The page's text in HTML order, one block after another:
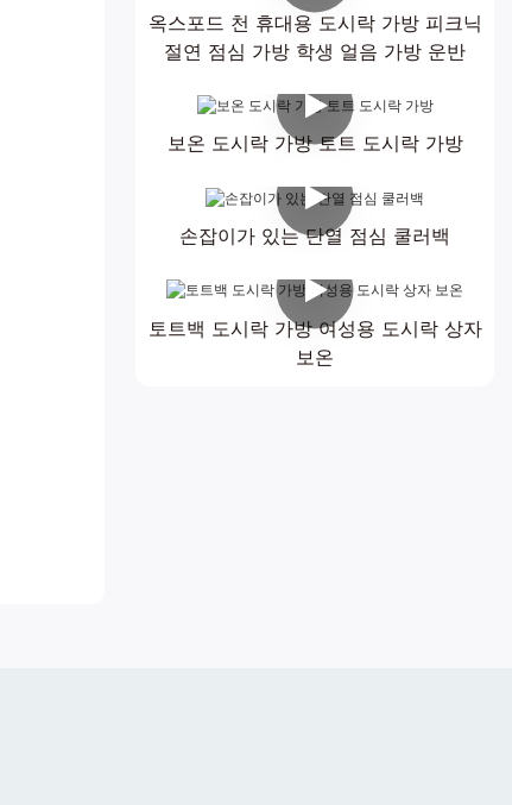
옥스포드 천 휴대용 도시락 가방 피크닉
절연 점심 가방 학생 얼음 가방 운반
보온 도시락 가방 토트 도시락 가방
손잡이가 있는 단열 점심 쿨러백
토트백 도시락 가방 여성용 도시락 상자
보온